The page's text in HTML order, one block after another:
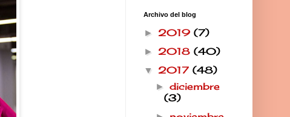
Archivo del blog
► 2019 (7)
► 2018 (40)
▼ 2017 (48)
►diciembre
(3)